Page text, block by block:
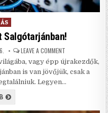
in
Salgótarjánban!
LEAVE A COMMENT ON ÉPÍTSÜNK
vagy épp újrakezdők,
is van jövőjük, csak a
Legyen…
ÉPÍTSÜNK STABIL JÖVŐT